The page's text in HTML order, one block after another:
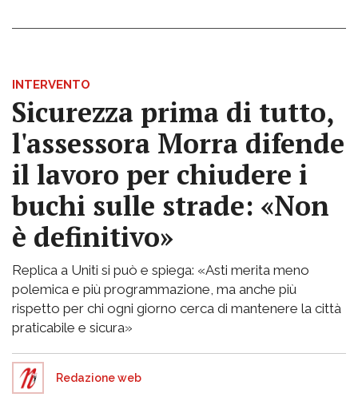
INTERVENTO
Sicurezza prima di tutto,
l'assessora Morra difende
il lavoro per chiudere i
buchi sulle strade: «Non
è definitivo»
Replica a Uniti si può e spiega: «Asti merita meno
polemica e più programmazione, ma anche più
rispetto per chi ogni giorno cerca di mantenere la città
praticabile e sicura»
Redazione web